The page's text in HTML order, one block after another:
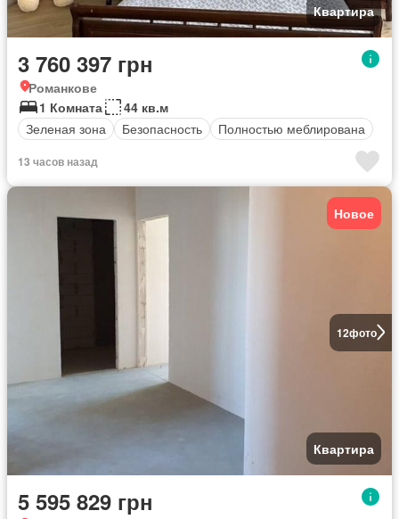
Квартира
3 760 397 грн
Романкове
1 Комната
44 кв.м
Зеленая зона
Безопасность Полностью меблирована
13 часов назад
12фото
Новое
Квартира
5 595 829 грн